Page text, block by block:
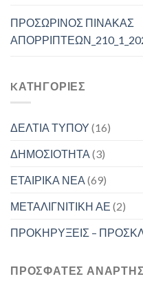
ΠΡΟΣΩΡΙΝΟΣ ΠΙΝΑΚΑΣ
KΑΤΗΓΟΡΊΕΣ
ΔΕΛΤΙΑ ΤΥΠΟΥ (16)
ΔΗΜΟΣΙΟΤΗΤΑ (3)
ΕΤΑΙΡΙΚΑ ΝΕΑ (69)
ΜΕΤΑΛΙΓΝΙΤΙΚΗ ΑΕ (2)
ΠΡΟΚΗΡΥΞΕΙΣ –
ΠΡΟΣΦΑΤΕΣ